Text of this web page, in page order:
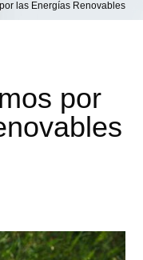
las Energías Renovables
por